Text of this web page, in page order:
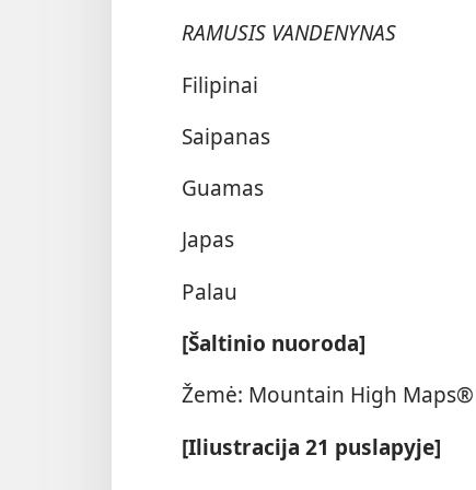
RAMUSIS VANDENYNAS
Filipinai
Saipanas
Guamas
Japas
Palau
[Šaltinio nuoroda]
Žemė: Mountain High
[Iliustracija 21 puslapyje]